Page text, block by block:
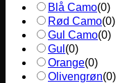
Blå Camo(0)
Rød Camo(0)
Gul Camo(0)
Gul (0)
Orange(0)
Olivengrøn(0)